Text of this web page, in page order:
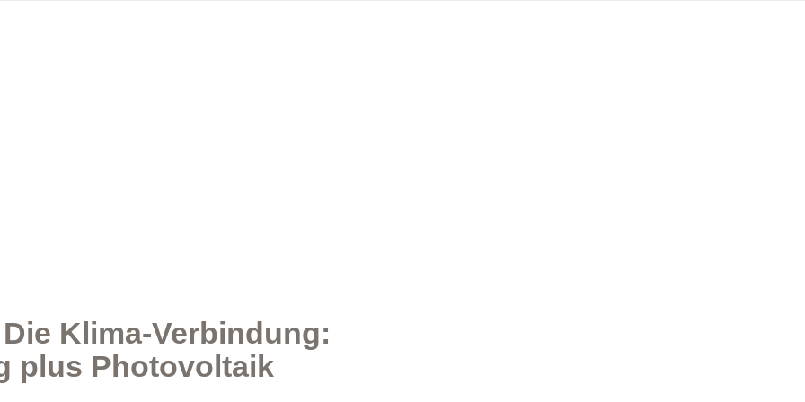
Klima-Verbindung:
plus Photovoltaik